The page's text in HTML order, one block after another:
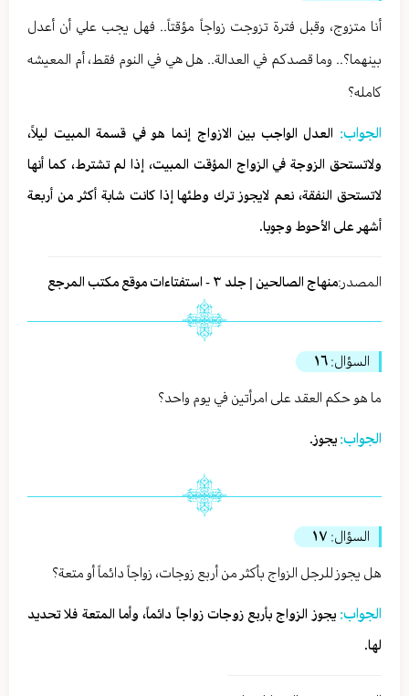
أنا متزوج، وقبل فترة تزوجت زواجاً مؤقتاً.. فهل يجب علي أن أعدل
بينهما؟.. وما قصدكم في العدالة.. هل هي في النوم فقط، أم المعيشه
كامله؟
الجواب: العدل الواجب بين الازواج إنما هو في قسمة المبيت ليلاً،
ولاتستحق الزوجة في الزواج المؤقت المبيت، إذا لم تشترط، كما أنها
لاتستحق النفقة، نعم لايجوز ترك وطئها إذا كانت شابة أكثر من أربعة
أشهر على الأحوط وجوبا.
المصدر:منهاج الصالحين | جلد ٣ - استفتاءات موقع مكتب المرجع
السؤال: ١٦
ما هو حكم العقد على امرأتين في يوم واحد؟
الجواب: يجوز.
السؤال: ١٧
هل يجوز للرجل الزواج بأكثر من أربع زوجات، زواجاً دائماً أو متعة؟
الجواب:يجوز الزواج بأربع زوجات زواجاً دائماً، وأما المتعة فلا تحديد
لها.